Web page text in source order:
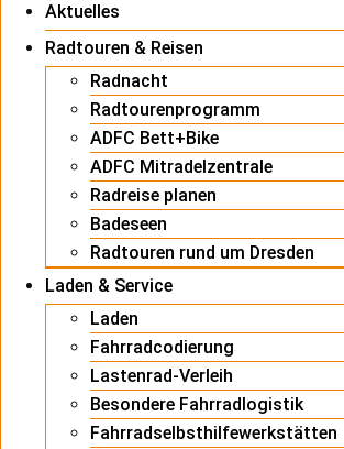
Aktuelles
Radtouren & Reisen
Radnacht
Radtourenprogramm
ADFC Bett+Bike
ADFC Mitradelzentrale
Radreise planen
Badeseen
Radtouren rund um Dresden
Laden & Service
Laden
Fahrradcodierung
Lastenrad-Verleih
Besondere Fahrradlogistik
Fahrradselbsthilfewerkstätten